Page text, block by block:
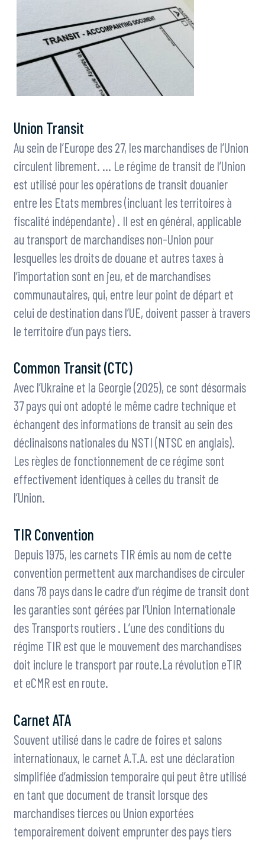
Union Transit
Au sein de l’Europe des 27, les marchandises de l’Union
circulent librement. … Le régime de transit de l’Union
est utilisé pour les opérations de transit douanier
entre les Etats membres (incluant les territoires à
fiscalité indépendante) . Il est en général, applicable
au transport de marchandises non-Union pour
lesquelles les droits de douane et autres taxes à
l’importation sont en jeu, et de marchandises
communautaires, qui, entre leur point de départ et
celui de destination dans l’UE, doivent passer à travers
le territoire d’un pays tiers.
Common Transit (CTC)
Avec l’Ukraine et la Georgie (2025), ce sont désormais
37 pays qui ont adopté le même cadre technique et
échangent des informations de transit au sein des
déclinaisons nationales du NSTI (NTSC en anglais).
Les règles de fonctionnement de ce régime sont
effectivement identiques à celles du transit de
l’Union.
TIR Convention
Depuis 1975, les carnets TIR émis au nom de cette
convention permettent aux marchandises de circuler
dans 78 pays dans le cadre d’un régime de transit dont
les garanties sont gérées par l’Union Internationale
des Transports routiers . L’une des conditions du
régime TIR est que le mouvement des marchandises
doit inclure le transport par route.La révolution eTIR
et eCMR est en route.
Carnet ATA
Souvent utilisé dans le cadre de foires et salons
internationaux, le carnet A.T.A. est une déclaration
simplifiée d’admission temporaire qui peut être utilisé
en tant que document de transit lorsque des
marchandises tierces ou Union exportées
temporairement doivent emprunter des pays tiers